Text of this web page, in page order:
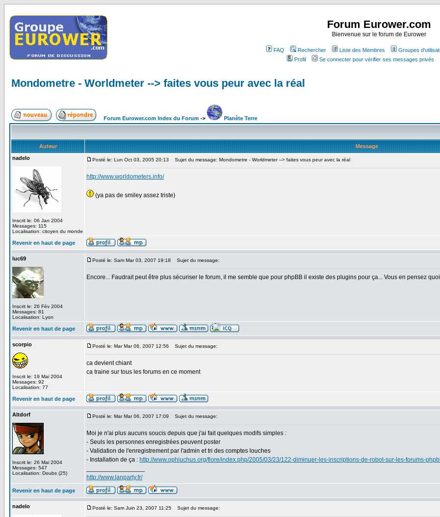
Forum Eurower.com
Bienvenue sur le forum de Eurower
FAQ Rechercher Liste des Membres
Groupes
Profil
Se connecter pour vérifier ses messages privés
Mondometre - Worldmeter --> faites vous peur avec la réal
Forum Eurower.com Index du Forum -> Planète Terre
Auteur
Message
nadelo
Inscrit le: 06 Jan 2004
Messages: 115
Localisation: citoyen du monde
Posté le: Lun Oct 03, 2005 20:13 Sujet du message: Mondometre - Worldmeter --> faites vous peur avec la réal
http://www.worldometers.info/
(ya pas de smiley assez triste)
Revenir en haut de page
luc69
Inscrit le: 26 Fév 2004
Messages: 81
Localisation: Lyon
Posté le: Sam Mar 03, 2007 19:18 Sujet du message:
Encore... Faudrait peut être plus sécuriser le forum, il me semble que pour phpBB il existe des plugins pour ça... Vous en pensez
Revenir en haut de page
scorpio
Inscrit le: 19 Mai 2004
Messages: 92
Localisation: 77
Posté le: Mar Mar 06, 2007 12:56 Sujet du message:
ca devient chiant
ca traine sur tous les forums en ce moment
Revenir en haut de page
Altdorf
Inscrit le: 26 Mai 2004
Messages: 547
Localisation: Doubs (25)
Posté le: Mar Mar 06, 2007 17:09 Sujet du message:
Moi je n'ai plus aucuns soucis depuis que j'ai fait quelques modifs simples :
- Seuls les personnes enregistrées peuvent poster
- Validation de l'enregistrement par l'admin et tri des comptes louches
- Installation de ça : http://www.ophiuchus.org/flore/index.php/2005/03/23/122-diminuer-les-inscriptions-de-robot-sur-les-forums-
http://www.lanparty.fr/
Revenir en haut de page
nadelo Posté le: Sam Juin 23, 2007 11:25 Sujet du message: